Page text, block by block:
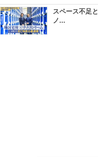
スペース不足
ノ...